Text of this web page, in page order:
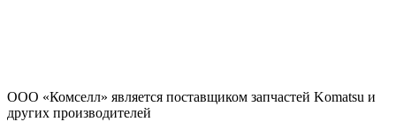
ООО «Комселл» является поставщиком запчастей Komatsu и
других производителей